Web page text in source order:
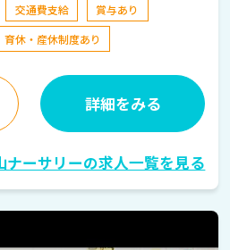
交通費支給
賞与あり
育休・産休制度あり
詳細をみる
ーサリーの求人一覧を見る